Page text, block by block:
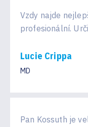
Vzdy najde
profesionální.
Lucie Crippa
MD
Pan Kossuth je